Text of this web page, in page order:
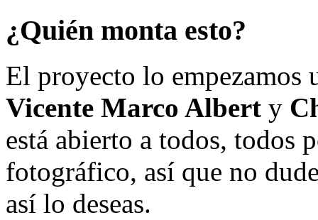
¿Quién monta esto?
El proyecto lo empezamos
Vicente Marco Albert y
está abierto a todos, todos
fotográfico, así que no
así lo deseas.